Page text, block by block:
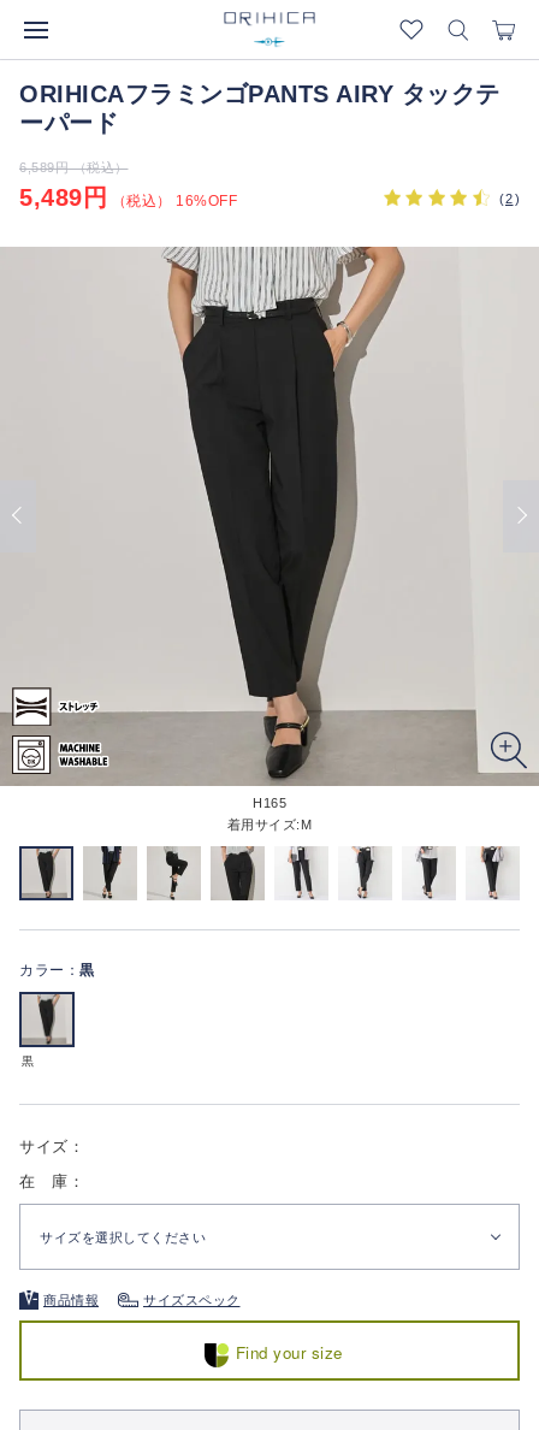
ORIHICAフラミンゴPANTS AIRY タックテ
ーパード
6,589円 （税込）
5,489円 （税込） 16%OFF (2)
H165
着用サイズ:M
カラー： 黒
黒
サイズ：
在 庫：
サイズを選択してください
商品情報 サイズスペック
Find your size